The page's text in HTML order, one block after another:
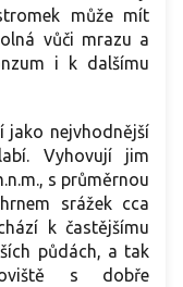
může mít
vůči mrazu a
i k dalšímu
jako nejvhodnější
Vyhovují jim
s průměrnou
srážek cca
k častějšímu
půdách, a tak
s dobře